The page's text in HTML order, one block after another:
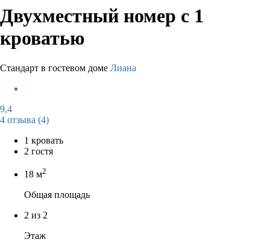
Двухместный номер с 1
кроватью
Стандарт в гостевом доме Лиана
9,4
4 отзыва (4)
1 кровать
2 гостя
18 м2
Общая площадь
2 из 2
Этаж